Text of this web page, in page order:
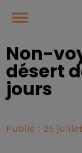
Non-
désert
jours
Publié : 25